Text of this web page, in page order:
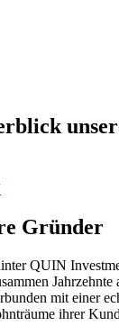
Gründer
QUIN
mit einer
ihrer